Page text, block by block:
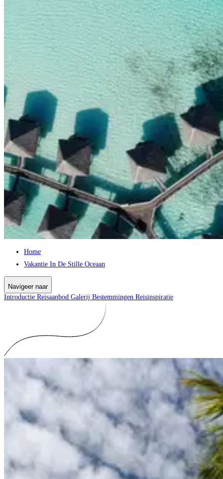
Home
Vakantie In De Stille Oceaan
Navigeer naar
Introductie Reisaanbod Galerij Bestemmingen Reisinspiratie